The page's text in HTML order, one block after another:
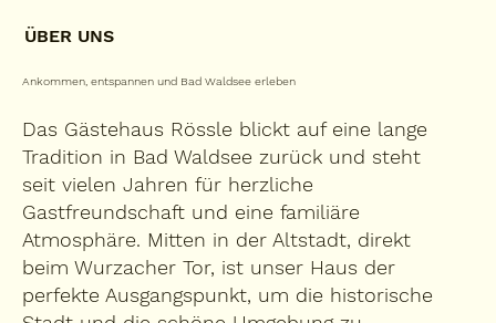
ÜBER UNS
Ankommen, entspannen und Bad Waldsee erleben
Das Gästehaus Rössle blickt auf eine lange
Tradition in Bad Waldsee zurück und steht
seit vielen Jahren für herzliche
Gastfreundschaft und eine familiäre
Atmosphäre. Mitten in der Altstadt, direkt
beim Wurzacher Tor, ist unser Haus der
perfekte Ausgangspunkt, um die historische